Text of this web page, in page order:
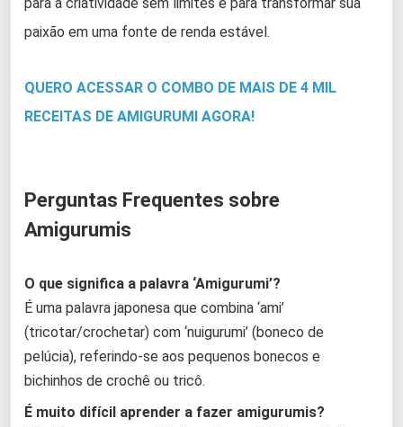
paixão em uma fonte de renda estável.
QUERO ACESSAR O COMBO DE MAIS DE 4 MIL
RECEITAS DE AMIGURUMI AGORA!
Perguntas Frequentes sobre
Amigurumis
O que significa a palavra ‘Amigurumi’?
É uma palavra japonesa que combina ‘ami’
(tricotar/crochetar) com ‘nuigurumi’ (boneco de
pelúcia), referindo-se aos pequenos bonecos e
bichinhos de crochê ou tricô.
É muito difícil aprender a fazer amigurumis?